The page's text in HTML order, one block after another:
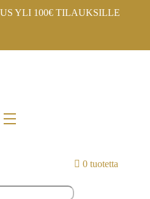
YLI 100€ TILAUKSILLE
Menu
0 tuotetta